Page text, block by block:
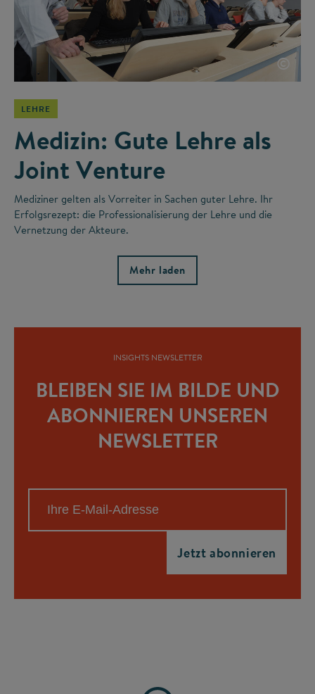
©
LEHRE
Medizin: Gute Lehre als
Joint Venture
Mediziner gelten als Vorreiter in Sachen guter Lehre. Ihr
Erfolgsrezept: die Professionalisierung der Lehre und die
Vernetzung der Akteure.
Mehr laden
INSIGHTS NEWSLETTER
BLEIBEN SIE IM BILDE UND
ABONNIEREN UNSEREN
NEWSLETTER